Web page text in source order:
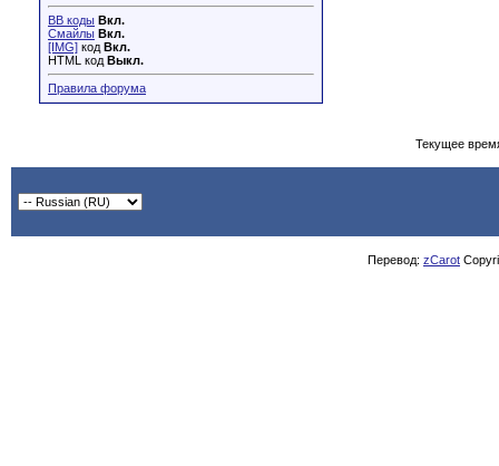
BB коды Вкл.
Смайлы Вкл.
[IMG] код Вкл.
HTML код Выкл.
Правила форума
Текущее
Перевод: zCarot